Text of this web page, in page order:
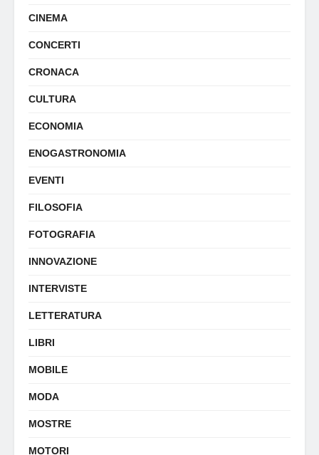
CINEMA
CONCERTI
CRONACA
CULTURA
ECONOMIA
ENOGASTRONOMIA
EVENTI
FILOSOFIA
FOTOGRAFIA
INNOVAZIONE
INTERVISTE
LETTERATURA
LIBRI
MOBILE
MODA
MOSTRE
MOTORI